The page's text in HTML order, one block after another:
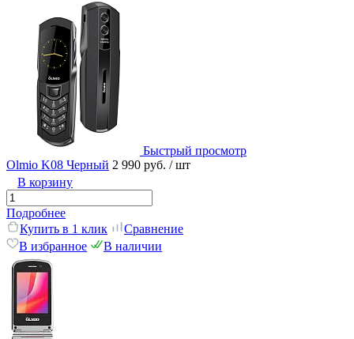
Быстрый просмотр
Olmio K08 Черный 2 990 руб. / шт
В корзину
Подробнее
Купить в 1 клик
Сравнение
В избранное
В наличии